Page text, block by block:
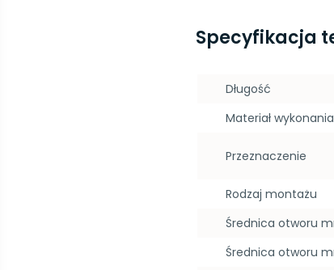
Specyfikacja
Długość
Materiał wykonania
Przeznaczenie
Rodzaj montażu
Średnica otworu
Średnica otworu